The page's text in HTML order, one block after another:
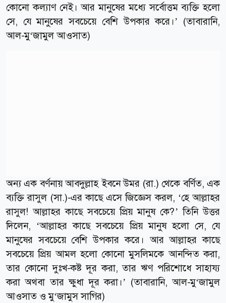
কোনো কল্যাণ নেই। আর মানুষের মধ্যে সর্বোত্তম ব্যক্তি হলো
সে, যে মানুষের সবচেয়ে বেশি উপকার করে।’ (তাবারানি,
আল-মু‘জামুল আওসাত)
অন্য এক বর্ণনায় আবদুল্লাহ ইবনে উমর (রা.) থেকে বর্ণিত, এক
ব্যক্তি রাসুল (সা.)-এর কাছে এসে জিজ্ঞেস করল, ‘হে আল্লাহর
রাসুল! আল্লাহর কাছে সবচেয়ে প্রিয় মানুষ কে?’ তিনি উত্তর
দিলেন, ‘আল্লাহর কাছে সবচেয়ে প্রিয় মানুষ হলো সে, যে
মানুষের সবচেয়ে বেশি উপকার করে। আর আল্লাহর কাছে
সবচেয়ে প্রিয় আমল হলো কোনো মুসলিমকে আনন্দিত করা,
তার কোনো দুঃখ-কষ্ট দূর করা, তার ঋণ পরিশোধে সাহায্য
করা অথবা তার ক্ষুধা দূর করা।’ (তাবারানি, আল-মু‘জামুল
আওসাত ও মু‘জামুস সাগির)